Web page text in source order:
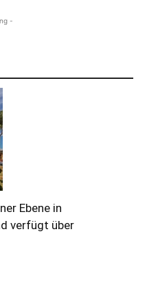
-
Ebene in
verfügt über